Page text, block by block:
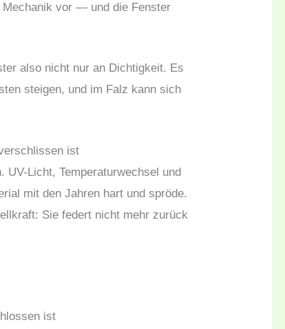
Mechanik vor — und die Fenster
also nicht nur an Dichtigkeit. Es
steigen, und im Falz kann sich
ist
UV-Licht, Temperaturwechsel und
mit den Jahren hart und spröde.
Sie federt nicht mehr zurück
ist